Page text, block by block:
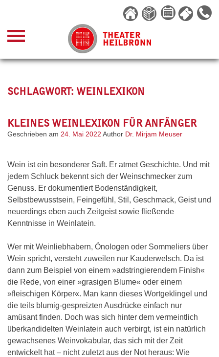
content
SCHLAGWORT: WEINLEXIKON
KLEINES WEINLEXIKON FÜR ANFÄNGER
Geschrieben am 24. Mai 2022 Author Dr. Mirjam Meuser
Wein ist ein besonderer Saft. Er atmet Geschichte. Und mit
jedem Schluck bekennt sich der Weinschmecker zum
Genuss. Er dokumentiert Bodenständigkeit,
Selbstbewusstsein, Feingefühl, Stil, Geschmack, Geist und
neuerdings eben auch Zeitgeist sowie fließende
Kenntnisse in Weinlatein.
Wer mit Weinliebhabern, Önologen oder Sommeliers über
Wein spricht, versteht zuweilen nur Kauderwelsch. Da ist
dann zum Beispiel von einem »adstringierendem Finish«
die Rede, von einer »grasigen Blume« oder einem
»fleischigen Körper«. Man kann dieses Wortgeklingel und
die teils blumig-gespreizten Ausdrücke einfach nur
amüsant finden. Doch was sich hinter dem vermeintlich
überkandidelten Weinlatein auch verbirgt, ist ein natürlich
gewachsenes Weinvokabular, das sich mit der Zeit
entwickelt hat – nicht zuletzt aus der Not heraus: Wie